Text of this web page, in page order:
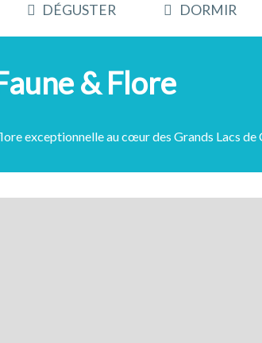
DÉGUSTER DORMIR
& Flore
exceptionnelle au cœur des Grands Lacs de